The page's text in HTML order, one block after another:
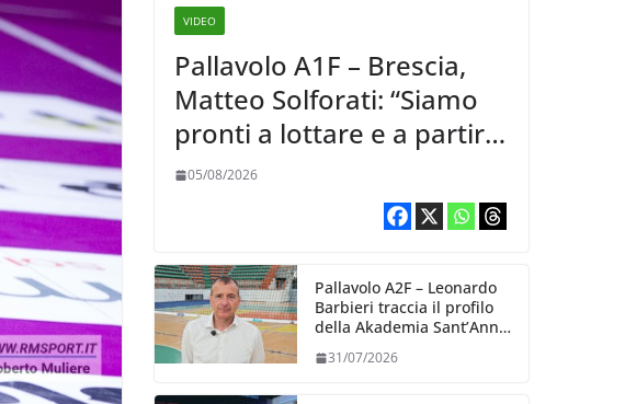
VIDEO
Pallavolo A1F – Brescia,
Matteo Solforati: “Siamo
pronti a lottare e a partire
carichi sin dal primo
05/08/2026
Pallavolo A2F – Leonardo
Barbieri traccia il profilo
della Akademia Sant’Anna
31/07/2026